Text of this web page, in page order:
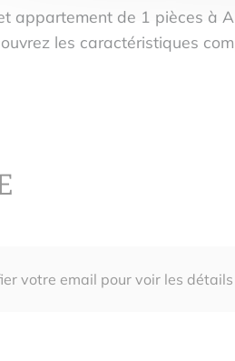
appartement de 1 pièces à
les caractéristiques
votre email pour voir les